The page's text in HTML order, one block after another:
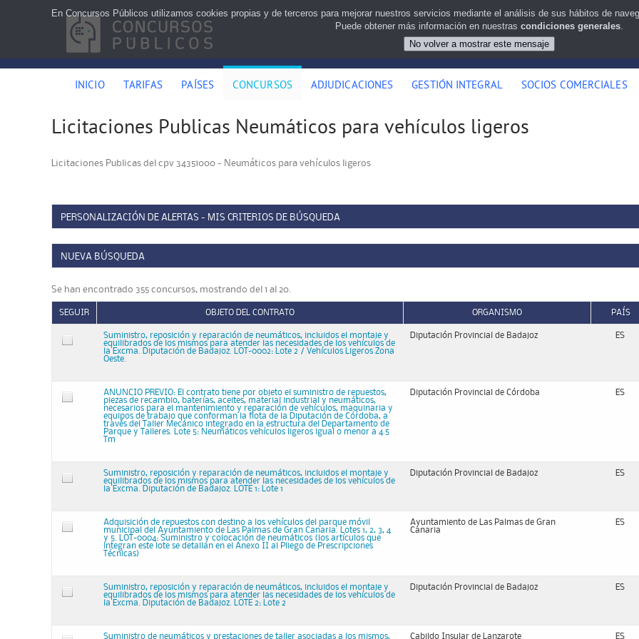
INICIO TARIFAS PAÍSES CONCURSOS ADJUDICACIONES GESTIÓN INTEGRAL SOCIOS COMERCIALES
Licitaciones Publicas Neumáticos para vehículos ligeros
Licitaciones Publicas del cpv 34351000 - Neumáticos para vehículos ligeros
PERSONALIZACIÓN DE ALERTAS - MIS CRITERIOS DE BÚSQUEDA
NUEVA BÚSQUEDA
Se han encontrado 355 concursos, mostrando del 1 al 20.
SEGUIR OBJETO DEL CONTRATO ORGANISMO PAÍS
Suministro, reposición y reparación de neumáticos, incluidos el montaje y
equilibrados de los mismos para atender las necesidades de los vehículos de
la Excma. Diputación de Badajoz. LOT-0002: Lote 2 / Vehículos Ligeros Zona
Oeste.
Diputación Provincial de Badajoz ES
ANUNCIO PREVIO: El contrato tiene por objeto el suministro de repuestos,
piezas de recambio, baterías, aceites, material industrial y neumáticos,
necesarios para el mantenimiento y reparación de vehículos, maquinaria y
equipos de trabajo que conforman la flota de la Diputación de Córdoba, a
través del Taller Mecánico integrado en la estructura del Departamento de
Parque y Talleres. Lote 5: Neumáticos vehículos ligeros igual o menor a 4.5
Tm
Diputación Provincial de Córdoba ES
Suministro, reposición y reparación de neumáticos, incluidos el montaje y
equilibrados de los mismos para atender las necesidades de los vehículos de
la Excma. Diputación de Badajoz. LOTE 1: Lote 1
Diputación Provincial de Badajoz ES
Adquisición de repuestos con destino a los vehículos del parque móvil
municipal del Ayuntamiento de Las Palmas de Gran Canaria. Lotes 1, 2, 3, 4
y 5. LOT-0004: Suministro y colocación de neumáticos (los artículos que
integran este lote se detallan en el Anexo II al Pliego de Prescripciones
Técnicas)
Ayuntamiento de Las Palmas de Gran
Canaria
ES
Suministro, reposición y reparación de neumáticos, incluidos el montaje y
equilibrados de los mismos para atender las necesidades de los vehículos de
la Excma. Diputación de Badajoz. LOTE 2: Lote 2
Diputación Provincial de Badajoz ES
Suministro de neumáticos y prestaciones de taller asociadas a los mismos, Cabildo Insular de Lanzarote ES
En Concursos Públicos utilizamos cookies propias y de terceros para mejorar nuestros servicios mediante el análisis de sus hábitos de
Puede obtener más información en nuestras condiciones generales.